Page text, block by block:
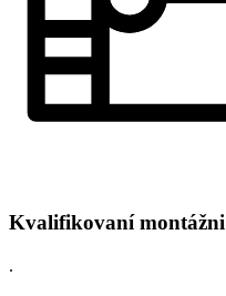
Kvalifikovaní
.